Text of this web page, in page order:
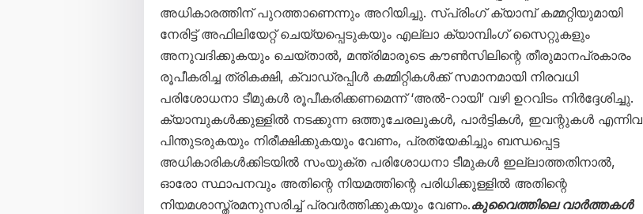
അധികാരത്തിന് പുറത്താണെന്നും അറിയിച്ചു. സ്പ്രിംഗ് ക്യാമ്പ് കമ്മറ്റിയുമായി
നേരിട്ട് അഫിലിയേറ്റ് ചെയ്യപ്പെടുകയും എല്ലാ ക്യാമ്പിംഗ് സൈറ്റുകളും
അനുവദിക്കുകയും ചെയ്താൽ, മന്ത്രിമാരുടെ കൗൺസിലിന്റെ തീരുമാനപ്രകാരം
രൂപീകരിച്ച ത്രികക്ഷി, ക്വാഡ്രപ്പിൾ കമ്മിറ്റികൾക്ക് സമാനമായി നിരവധി
പരിശോധനാ ടീമുകൾ രൂപീകരിക്കണമെന്ന് ‘അൽ-റായി’ വഴി ഉറവിടം നിർദ്ദേശിച്ചു.
ക്യാമ്പുകൾക്കുള്ളിൽ നടക്കുന്ന ഒത്തുചേരലുകൾ, പാർട്ടികൾ, ഇവന്റുകൾ എന്നിവ
പിന്തുടരുകയും നിരീക്ഷിക്കുകയും വേണം, പ്രത്യേകിച്ചും ബന്ധപ്പെട്ട
അധികാരികൾക്കിടയിൽ സംയുക്ത പരിശോധനാ ടീമുകൾ ഇല്ലാത്തതിനാൽ,
ഓരോ സ്ഥാപനവും അതിന്റെ നിയമത്തിന്റെ പരിധിക്കുള്ളിൽ അതിന്റെ
നിയമശാസ്ത്രമനുസരിച്ച് പ്രവർത്തിക്കുകയും വേണം.കുവൈത്തിലെ വാർത്തകൾ